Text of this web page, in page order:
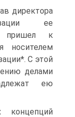
директора
ее
пришел к
носителем
С этой
делами
ею
концепций